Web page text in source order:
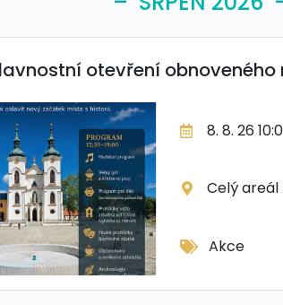
otevření
8. 8. 26
Celý
Akce